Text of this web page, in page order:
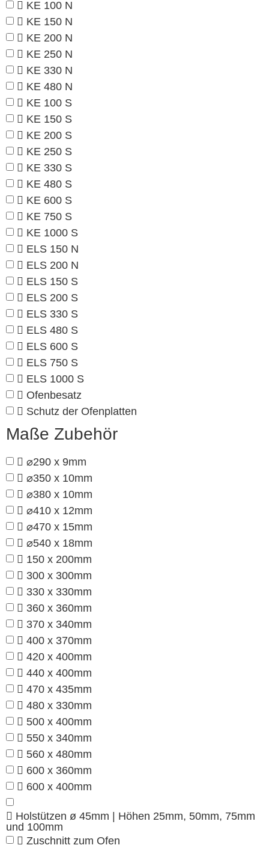
KE 100 N
KE 150 N
KE 200 N
KE 250 N
KE 330 N
KE 480 N
KE 100 S
KE 150 S
KE 200 S
KE 250 S
KE 330 S
KE 480 S
KE 600 S
KE 750 S
KE 1000 S
ELS 150 N
ELS 200 N
ELS 150 S
ELS 200 S
ELS 330 S
ELS 480 S
ELS 600 S
ELS 750 S
ELS 1000 S
Ofenbesatz
Schutz der Ofenplatten
Maße Zubehör
⌀290 x 9mm
⌀350 x 10mm
⌀380 x 10mm
⌀410 x 12mm
⌀470 x 15mm
⌀540 x 18mm
150 x 200mm
300 x 300mm
330 x 330mm
360 x 360mm
370 x 340mm
400 x 370mm
420 x 400mm
440 x 400mm
470 x 435mm
480 x 330mm
500 x 400mm
550 x 340mm
560 x 480mm
600 x 360mm
600 x 400mm
Holstützen ø 45mm | Höhen 25mm, 50mm, 75mm
und 100mm
Zuschnitt zum Ofen